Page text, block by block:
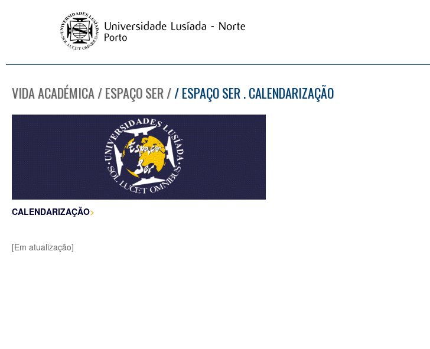
VIDA ACADÉMICA / ESPAÇO SER // ESPAÇO SER . CALENDARIZAÇÃO
CALENDARIZAÇÃO>
[Em atualização]